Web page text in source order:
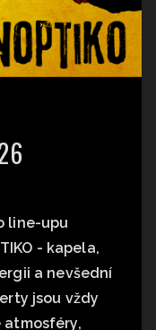
line-upu
- kapela,
a nevšední
jsou vždy
atmosféry,